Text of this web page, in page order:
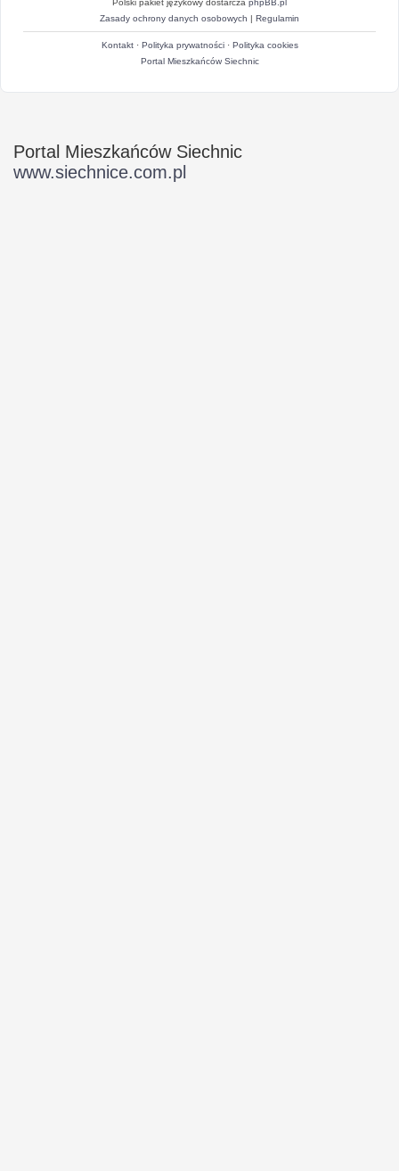
Polski pakiet językowy dostarcza phpBB.pl
Zasady ochrony danych osobowych | Regulamin
Kontakt· Polityka prywatności· Polityka cookies
Portal Mieszkańców Siechnic
Portal Mieszkańców Siechnic
www.siechnice.com.pl